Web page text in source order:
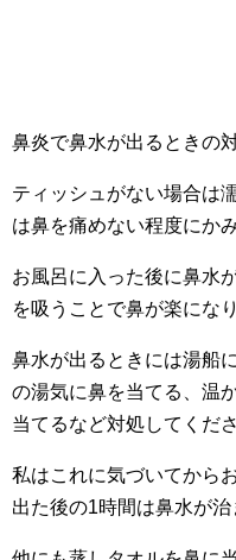
鼻炎で鼻水が出るときの
ティッシュがない場合は
は鼻を痛めない程度にか
お風呂に入った後に鼻水
を吸うことで鼻が楽にな
鼻水が出るときには湯船
の湯気に鼻を当てる、温
当てるなど対処してくださ
私はこれに気づいてから
出た後の1時間は鼻水が治